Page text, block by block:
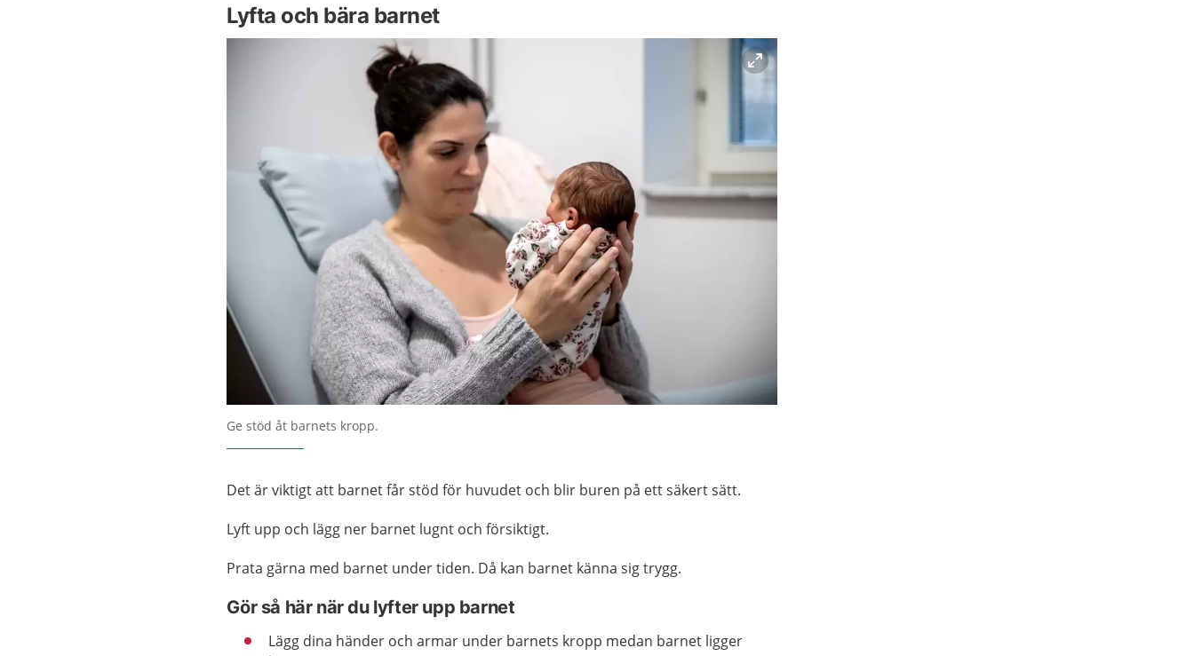
Lyfta och bära barnet
Förstora bilden
Ge stöd åt barnets kropp.
Det är viktigt att barnet får stöd för huvudet och blir buren på ett säkert sätt.
Lyft upp och lägg ner barnet lugnt och försiktigt.
Prata gärna med barnet under tiden. Då kan barnet känna sig trygg.
Gör så här när du lyfter upp barnet
Lägg dina händer och armar under barnets kropp medan barnet ligger